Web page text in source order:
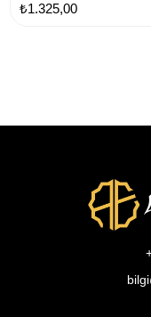
₺1.325,00